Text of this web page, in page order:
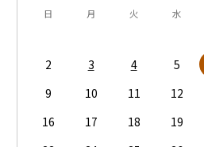
日 月 火 水
2
3 4 5
9
10 11 12
16
17 18 19